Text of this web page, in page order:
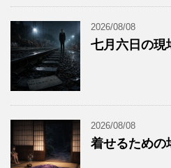
2026/08/08
七月六日の現
2026/08/08
着せるための